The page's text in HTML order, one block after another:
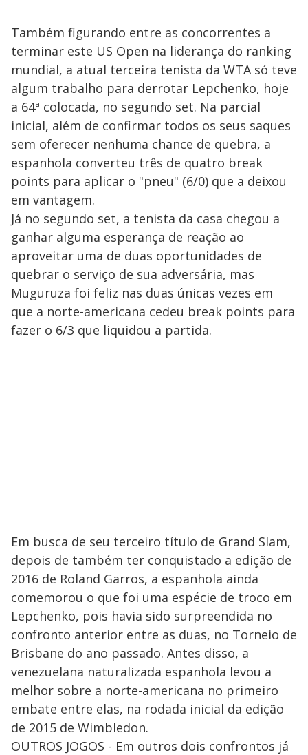
Também figurando entre as concorrentes a
terminar este US Open na liderança do ranking
mundial, a atual terceira tenista da WTA só teve
algum trabalho para derrotar Lepchenko, hoje
a 64ª colocada, no segundo set. Na parcial
inicial, além de confirmar todos os seus saques
sem oferecer nenhuma chance de quebra, a
espanhola converteu três de quatro break
points para aplicar o "pneu" (6/0) que a deixou
em vantagem.
Já no segundo set, a tenista da casa chegou a
ganhar alguma esperança de reação ao
aproveitar uma de duas oportunidades de
quebrar o serviço de sua adversária, mas
Muguruza foi feliz nas duas únicas vezes em
que a norte-americana cedeu break points para
fazer o 6/3 que liquidou a partida.
Em busca de seu terceiro título de Grand Slam,
depois de também ter conquistado a edição de
2016 de Roland Garros, a espanhola ainda
comemorou o que foi uma espécie de troco em
Lepchenko, pois havia sido surpreendida no
confronto anterior entre as duas, no Torneio de
Brisbane do ano passado. Antes disso, a
venezuelana naturalizada espanhola levou a
melhor sobre a norte-americana no primeiro
embate entre elas, na rodada inicial da edição
de 2015 de Wimbledon.
OUTROS JOGOS - Em outros dois confrontos já